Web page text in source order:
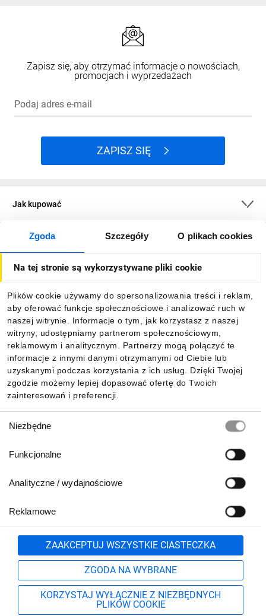
Zgoda Szczegóły O plikach cookies
Na tej stronie są wykorzystywane pliki cookie
Plików cookie używamy do spersonalizowania treści i reklam,
aby oferować funkcje społecznościowe i analizować ruch w
naszej witrynie. Informacje o tym, jak korzystasz z naszej
witryny, udostępniamy partnerom społecznościowym,
reklamowym i analitycznym. Partnerzy mogą połączyć te
informacje z innymi danymi otrzymanymi od Ciebie lub
uzyskanymi podczas korzystania z ich usług. Dzięki Twojej
zgodzie możemy lepiej dopasować ofertę do Twoich
zainteresowań i preferencji.
zgody
Niezbędne
Funkcjonalne
Analityczne / wydajnościowe
Reklamowe
ZAAKCEPTUJ WSZYSTKIE CIASTECZKA
ZGODA NA WYBRANE
KORZYSTAJ WYŁĄCZNIE Z NIEZBĘDNYCH
PLIKÓW COOKIE
Zapisz się, aby otrzymać informacje o nowościach,
promocjach i wyprzedażach
Podaj adres e-mail
ZAPISZ SIĘ
Jak kupować
O firmie
Informacje
Pobierz naszą aplikację mobilną:
801 500 700 lub
71 37 61 600
Formularz kontaktowy